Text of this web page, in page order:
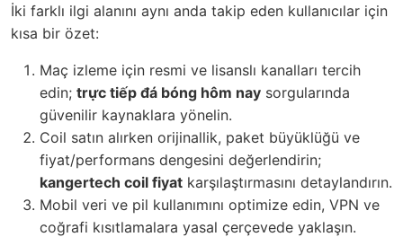
İki farklı ilgi alanını aynı anda takip eden kullanıcılar için
kısa bir özet:
Maç izleme için resmi ve lisanslı kanalları tercih
edin; trực tiếp đá bóng hôm nay sorgularında
güvenilir kaynaklara yönelin.
Coil satın alırken orijinallik, paket büyüklüğü ve
fiyat/performans dengesini değerlendirin;
kangertech coil fiyat karşılaştırmasını detaylandırın.
Mobil veri ve pil kullanımını optimize edin, VPN ve
coğrafi kısıtlamalara yasal çerçevede yaklaşın.